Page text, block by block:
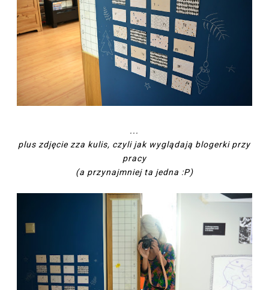
...
plus zdjęcie zza kulis, czyli jak wyglądają blogerki przy
pracy
(a przynajmniej ta jedna :P)